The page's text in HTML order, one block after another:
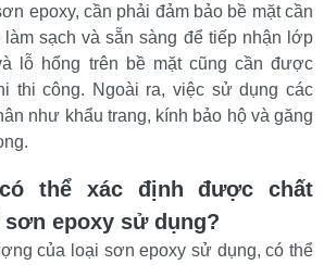
epoxy, cần phải đảm bảo bề mặt cần
sạch và sẵn sàng để tiếp nhận lớp
lỗ hổng trên bề mặt cũng cần được
thi công. Ngoài ra, việc sử dụng các
như khẩu trang, kính bảo hộ và găng
thể xác định được chất
epoxy sử dụng?
của loại sơn epoxy sử dụng, có thể